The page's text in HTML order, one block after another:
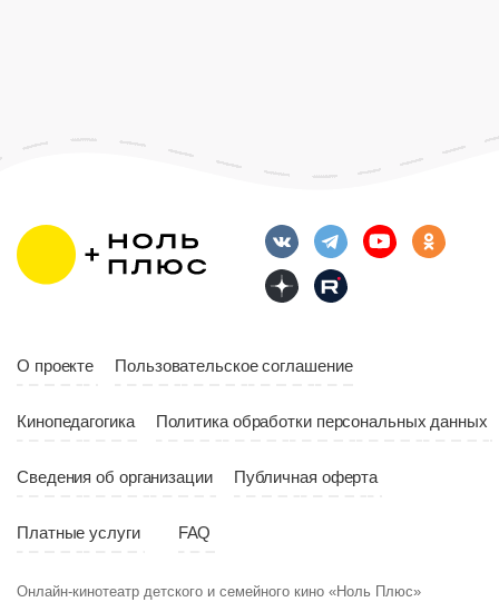
О проекте Пользовательское соглашение
Кинопедагогика Политика обработки персональных данных
Сведения об организации Публичная оферта
Платные услуги FAQ
Онлайн-кинотеатр детского и семейного кино «Ноль Плюс»